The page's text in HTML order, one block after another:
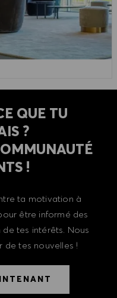
QUE TU
?
!
ta motivation à
être informé des
tes intérêts. Nous
de tes nouvelles !